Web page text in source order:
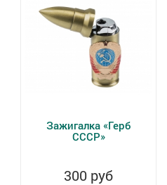
Зажигалка «Герб
СССР»
300 руб